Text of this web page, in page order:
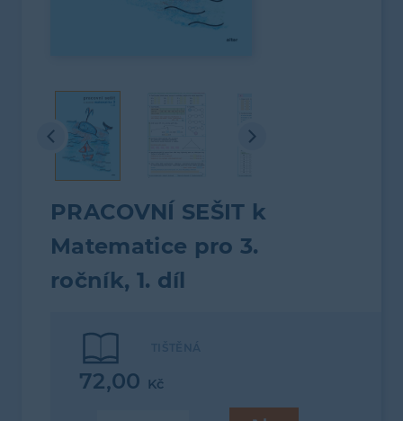
PRACOVNÍ SEŠIT k
Matematice pro 3.
ročník, 1. díl
72,00 Kč